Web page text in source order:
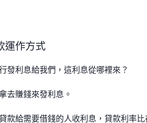
運作方式
發利息給我們，這利息從哪裡來？
去賺錢來發利息。
款給需要借錢的人收利息，貸款利率比